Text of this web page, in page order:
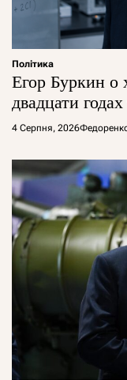
Політика
Егор Буркин о
двадцати
4 Серпня, 2026